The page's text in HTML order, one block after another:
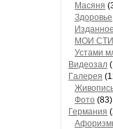
Масяня
Здоровье
Изданное
МОИ
Устами
Видеозал
Гaлерея
Фото (83)
Гермaния